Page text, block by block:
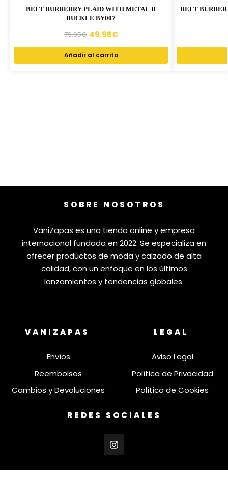
BELT BURBERRY PLAID WITH METAL B
BUCKLE BY007
79.95€ 49.95€
Añadir al carrito
BELT
SOBRE NOSOTROS
VaniZapas es una tienda online y empresa
internacional fundada en 2022. Se especializa en
ofrecer productos de moda y calzado de alta
calidad, con un enfoque en los últimos
lanzamientos y tendencias globales.
VANIZAPAS
Envíos
Reembolsos
Cambios y Devoluciones
LEGAL
Aviso Legal
Política de Privacidad
Política de Cookies
REDES SOCIALES